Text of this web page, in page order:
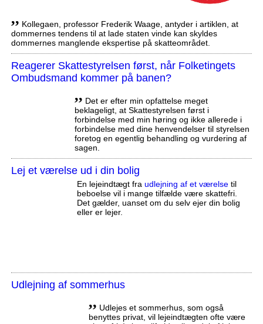
,, Kollegaen, professor Frederik Waage, antyder i artiklen, at
dommernes tendens til at lade staten vinde kan skyldes
dommernes manglende ekspertise på skatteområdet.
Reagerer Skattestyrelsen først, når Folketingets
Ombudsmand kommer på banen?
,, Det er efter min opfattelse meget
beklageligt, at Skattestyrelsen først i
forbindelse med min høring og ikke allerede i
forbindelse med dine henvendelser til styrelsen
foretog en egentlig behandling og vurdering af
sagen.
Lej et værelse ud i din bolig
En lejeindtægt fra udlejning af et værelsetil
beboelse vil i mange tilfælde være skattefri.
Det gælder, uanset om du selv ejer din bolig
eller er lejer.
Udlejning af sommerhus
,, Udlejes et sommerhus, som også
benyttes privat, vil lejeindtægten ofte være